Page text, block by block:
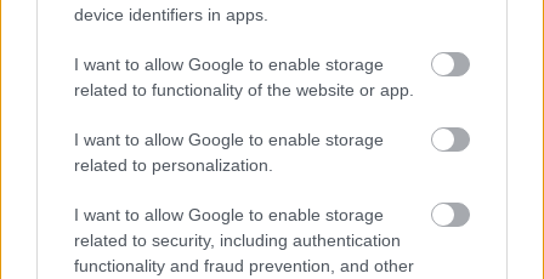
device identifiers in apps.
I want to allow Google to enable storage
related to functionality of the website or app.
I want to allow Google to enable storage
related to personalization.
I want to allow Google to enable storage
related to security, including authentication
functionality and fraud prevention, and other